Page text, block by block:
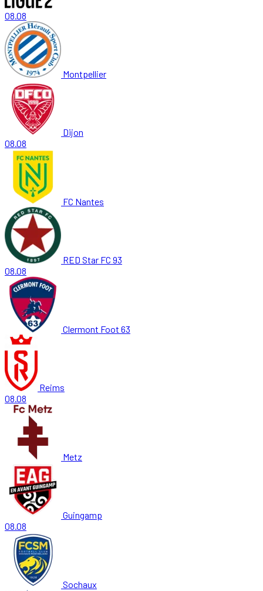
08.08
Montpellier
Dijon
08.08
FC Nantes
RED Star FC 93
08.08
Clermont Foot 63
Reims
08.08
Metz
Guingamp
08.08
Sochaux